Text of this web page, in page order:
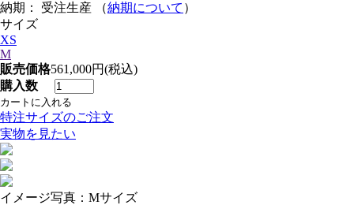
納期： 受注生産 （納期について ）
サイズ
XS
M
販売価格561,000円(税込)
購入数
特注サイズのご注文
実物を見たい
イメージ写真：Mサイズ